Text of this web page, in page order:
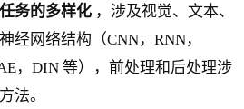
务的多样化 ，涉及视觉、文本、
经网络结构（CNN，RNN，
，DIN 等），前处理和后处理涉
法。